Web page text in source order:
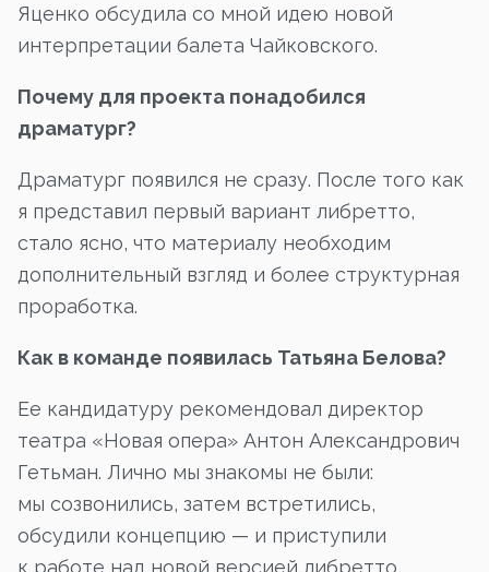
Яценко обсудила со мной идею новой
интерпретации балета Чайковского.
Почему для проекта понадобился
драматург?
Драматург появился не сразу. После того как
я представил первый вариант либретто,
стало ясно, что материалу необходим
дополнительный взгляд и более структурная
проработка.
Как в команде появилась Татьяна Белова?
Ее кандидатуру рекомендовал директор
театра «Новая опера» Антон Александрович
Гетьман. Лично мы знакомы не были:
мы созвонились, затем встретились,
обсудили концепцию — и приступили
к работе над новой версией либретто